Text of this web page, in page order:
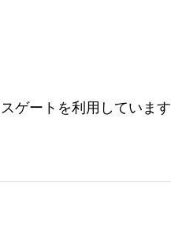
ゲートを利用しています